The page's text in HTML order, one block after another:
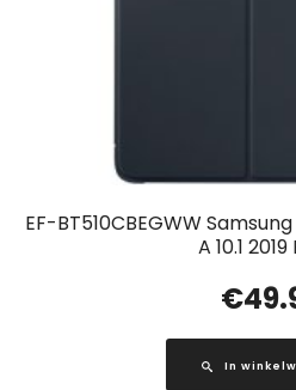
EF-BT510CBEGWW
A 10.1
€
In